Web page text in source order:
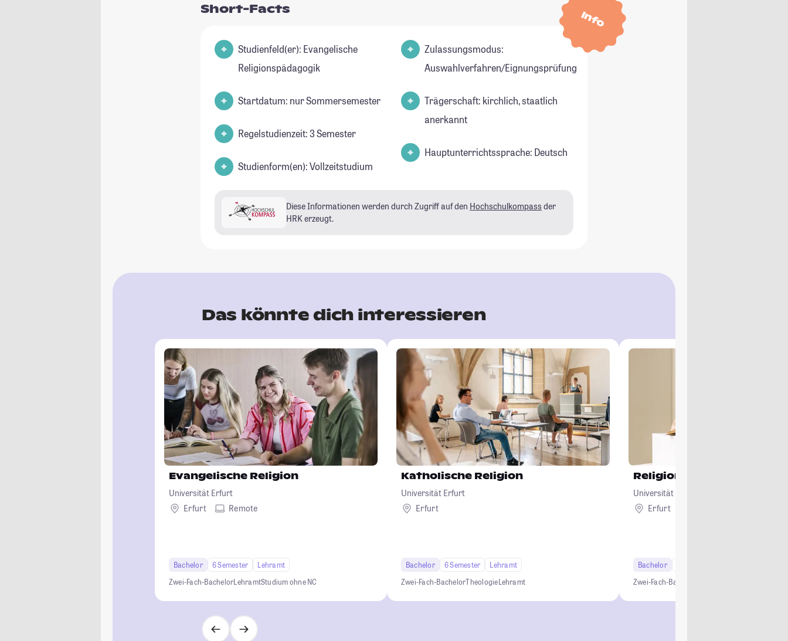
Info
Short-Facts
Studienfeld(er): Evangelische
Religionspädagogik
Startdatum: nur Sommersemester
Regelstudienzeit: 3 Semester
Studienform(en): Vollzeitstudium
Zulassungsmodus:
Auswahlverfahren/Eignungsprüfung
Trägerschaft: kirchlich, staatlich
anerkannt
Hauptunterrichtssprache: Deutsch
Diese Informationen werden durch Zugriff auf den Hochschulkompass der
HRK erzeugt.
Das könnte dich interessieren
Evangelische Religion
Universität Erfurt
Erfurt
Remote
Bachelor 6 Semester
Lehramt
Zwei-Fach-BachelorLehramtStudium ohne NC
Katholische Religion
Universität Erfurt
Erfurt
Bachelor 6 Semester
Lehramt
Zwei-Fach-BachelorTheologieLehramt
Religionswissenschaft
Universität Erfurt
Erfurt
Bachelor
Zwei-Fach-Bachelor